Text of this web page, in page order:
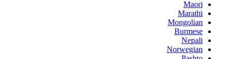
Maori
Marathi
Mongolian
Burmese
Nepali
Norwegian